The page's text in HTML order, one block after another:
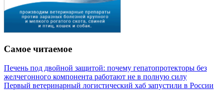
Самое читаемое
Печень под двойной защитой: почему гепатопротекторы без
желчегонного компонента работают не в полную силу
Первый ветеринарный логистический хаб запустили в России